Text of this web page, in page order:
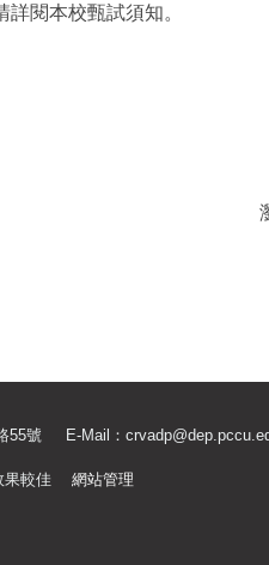
閱本校甄試須知。
路55號 E-Mail：
果較佳 網站管理